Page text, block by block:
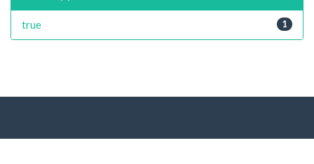
1
true